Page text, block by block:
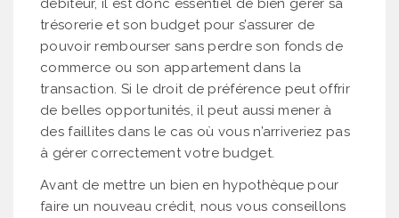
débiteur, il est donc essentiel de bien gérer sa
trésorerie et son budget pour s’assurer de
pouvoir rembourser sans perdre son fonds de
commerce ou son appartement dans la
transaction. Si le droit de préférence peut offrir
de belles opportunités, il peut aussi mener à
des faillites dans le cas où vous n’arriveriez pas
à gérer correctement votre budget.
Avant de mettre un bien en hypothèque pour
faire un nouveau crédit, nous vous conseillons